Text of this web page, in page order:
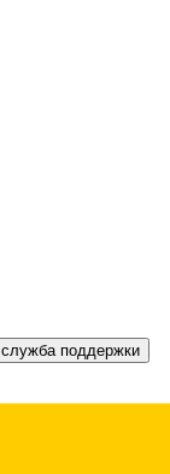
служба поддержки